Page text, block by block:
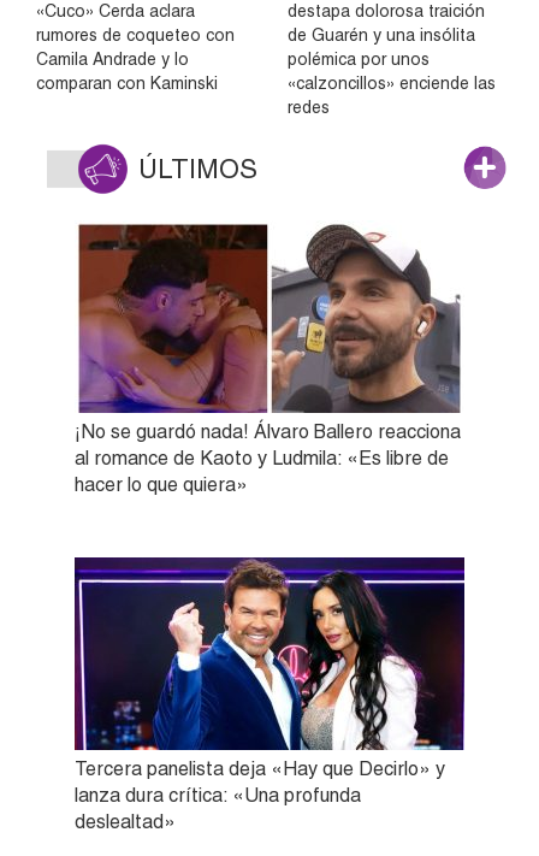
«Cuco» Cerda aclara
rumores de coqueteo con
Camila Andrade y lo
comparan con Kaminski
destapa dolorosa traición
de Guarén y una insólita
polémica por unos
«calzoncillos» enciende las
redes
ÚLTIMOS
¡No se guardó nada! Álvaro Ballero reacciona
al romance de Kaoto y Ludmila: «Es libre de
hacer lo que quiera»
Tercera panelista deja «Hay que Decirlo» y
lanza dura crítica: «Una profunda
deslealtad»